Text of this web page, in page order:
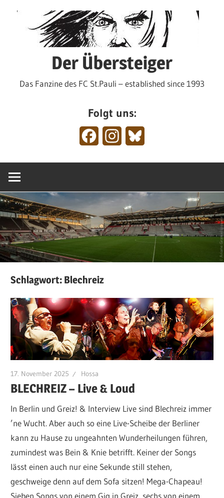
Der Übersteiger
Das Fanzine des FC St.Pauli – established since 1993
Folgt uns:
FacebookInstagram
Schlagwort: Blechreiz
17. November 2025 Hossa
BLECHREIZ – Live & Loud
In Berlin und Greiz! & Interview Live sind Blechreiz immer
’ne Wucht. Aber auch so eine Live-Scheibe der Berliner
kann zu Hause zu ungeahnten Wunderheilungen führen,
zumindest was Bein & Knie betrifft. Keiner der Songs
lässt einen auch nur eine Sekunde still stehen,
geschweige denn auf dem Sofa sitzen! Mega-Chapeau!
Sieben Songs von einem Gig in Greiz, sechs von einem